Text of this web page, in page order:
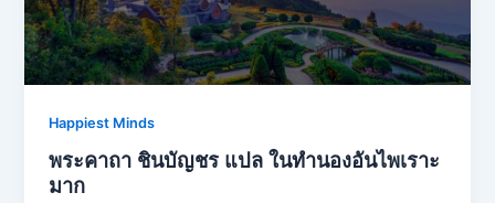
Happiest Minds
พระคาถา ชินบัญชร แปล ในทำนองอันไพเราะ
มาก